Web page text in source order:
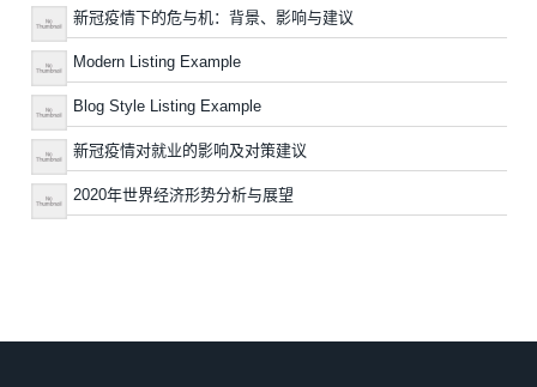
新冠疫情下的危与机：背景、影响与建议
Modern Listing Example
Blog Style Listing Example
新冠疫情对就业的影响及对策建议
2020年世界经济形势分析与展望